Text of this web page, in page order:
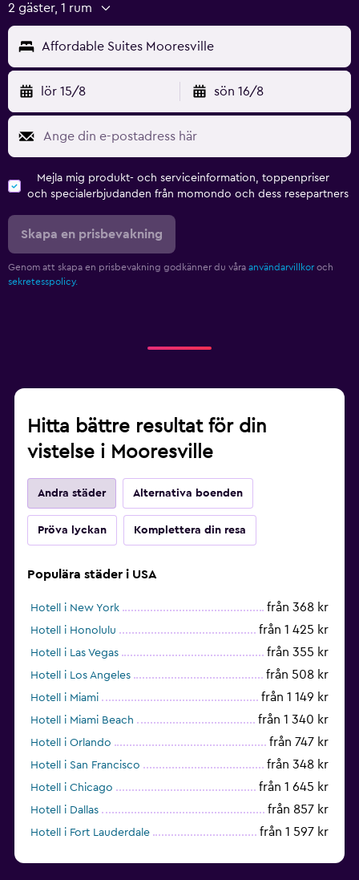
2 gäster, 1 rum
Affordable Suites Mooresville
lör 15/8 sön 16/8
Mejla mig produkt- och serviceinformation, toppenpriser
och specialerbjudanden från momondo och dess resepartners
Skapa en prisbevakning
Genom att skapa en prisbevakning godkänner du våra användarvillkor och
sekretesspolicy.
Hitta bättre resultat för din
vistelse i Mooresville
Andra städer Alternativa boenden
Pröva lyckan Komplettera din resa
Populära städer i USA
Hotell i New York från 368 kr
Hotell i Honolulu från 1 425 kr
Hotell i Las Vegas från 355 kr
Hotell i Los Angeles från 508 kr
Hotell i Miami från 1 149 kr
Hotell i Miami Beach från 1 340 kr
Hotell i Orlando från 747 kr
Hotell i San Francisco från 348 kr
Hotell i Chicago från 1 645 kr
Hotell i Dallas från 857 kr
Hotell i Fort Lauderdale från 1 597 kr